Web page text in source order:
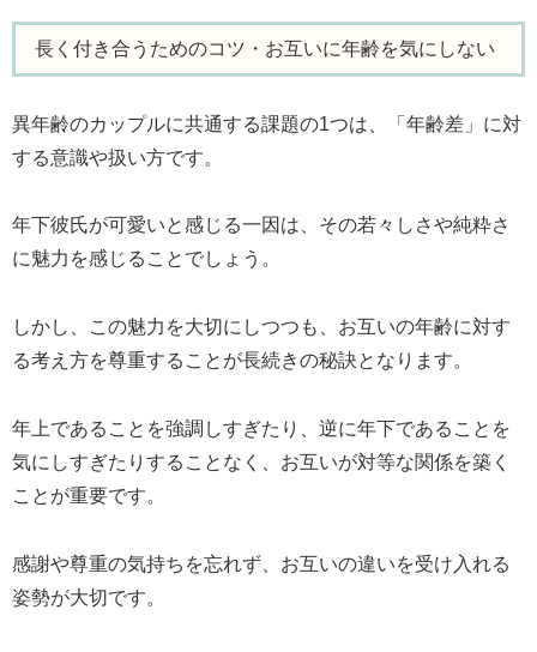
長く付き合うためのコツ・お互いに年齢を気にしない
異年齢のカップルに共通する課題の1つは、「年齢差」に対
する意識や扱い方です。
年下彼氏が可愛いと感じる一因は、その若々しさや純粋さ
に魅力を感じることでしょう。
しかし、この魅力を大切にしつつも、お互いの年齢に対す
る考え方を尊重することが長続きの秘訣となります。
年上であることを強調しすぎたり、逆に年下であることを
気にしすぎたりすることなく、お互いが対等な関係を築く
ことが重要です。
感謝や尊重の気持ちを忘れず、お互いの違いを受け入れる
姿勢が大切です。